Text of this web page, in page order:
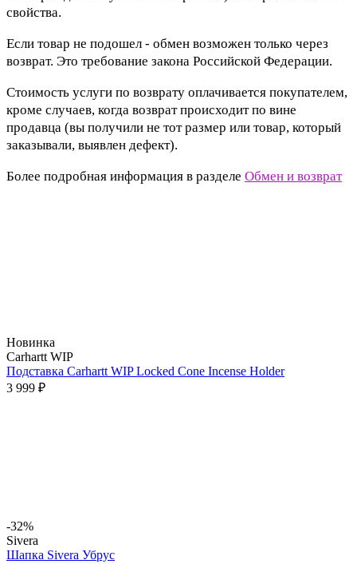
свойства.
Если товар не подошел - обмен возможен только через
возврат. Это требование закона Российской Федерации.
Стоимость услуги по возврату оплачивается покупателем,
кроме случаев, когда возврат происходит по вине
продавца (вы получили не тот размер или товар, который
заказывали, выявлен дефект).
Более подробная информация в разделе Обмен и возврат
Новинка
Carhartt WIP
Подставка Carhartt WIP Locked Cone Incense Holder
3 999 ₽
-32%
Sivera
Шапка Sivera Убрус